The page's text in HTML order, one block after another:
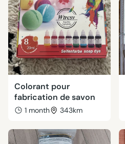
Colorant pour
fabrication de savon
1 month 343km